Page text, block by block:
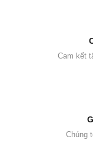
Cam kết
Chúng